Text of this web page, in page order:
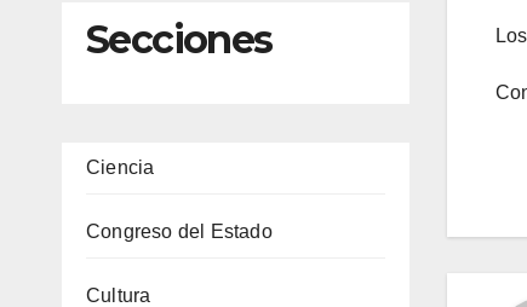
Secciones
Ciencia
Congreso del Estado
Cultura